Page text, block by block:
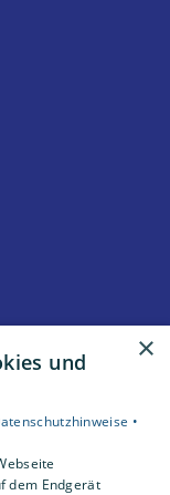
×
und
•
dem Endgerät